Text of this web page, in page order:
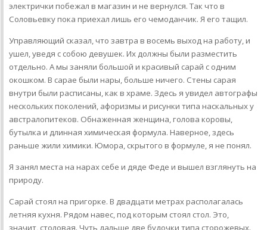
электрички побежал в магазин и не вернулся. Так что в
Соловьевку пока приехал лишь его чемоданчик. Я его тащил.
Управляющий сказал, что завтра в восемь выход на работу, и
ушел, уведя с собою девушек. Их должны были разместить
отдельно. А мы заняли большой и красивый сарай с одним
окошком. В сарае были нары, больше ничего. Стены сарая
внутри были расписаны, как в храме. Здесь я увидел автографы
нескольких поколений, афоризмы и рисунки типа наскальных у
австралопитеков. Обнаженная женщина, голова коровы,
бутылка и длинная химическая формула. Наверное, здесь
раньше жили химики. Юмора, скрытого в формуле, я не понял.
Я занял места на нарах себе и дяде Феде и вышел взглянуть на
природу.
Сарай стоял на пригорке. В двадцати метрах располагалась
летняя кухня. Рядом навес, под которым стоял стол. Это,
значит, столовая. Чуть дальше две будочки типа сторожевых.